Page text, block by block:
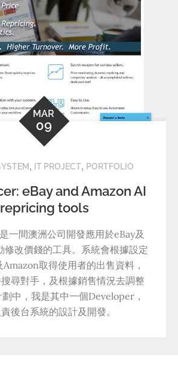
MAR
09
, IT PROJECT, PORTFOLIO
eBay and Amazon AI
repricing tools
一間澳洲公司開發應用於eBay及
修改價錢的工具。系統會根據設定
Amazon取得使用者的出售資料，
尋對手，及根據銷售情況去調整
中，我是其中一個Developer，
後台系統的設計及開發。